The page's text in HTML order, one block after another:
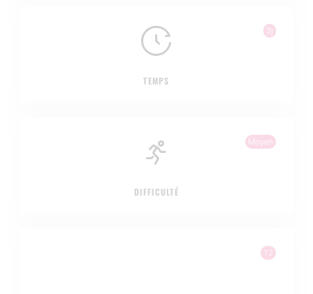
3j
TEMPS
Moyen
DIFFICULTÉ
12